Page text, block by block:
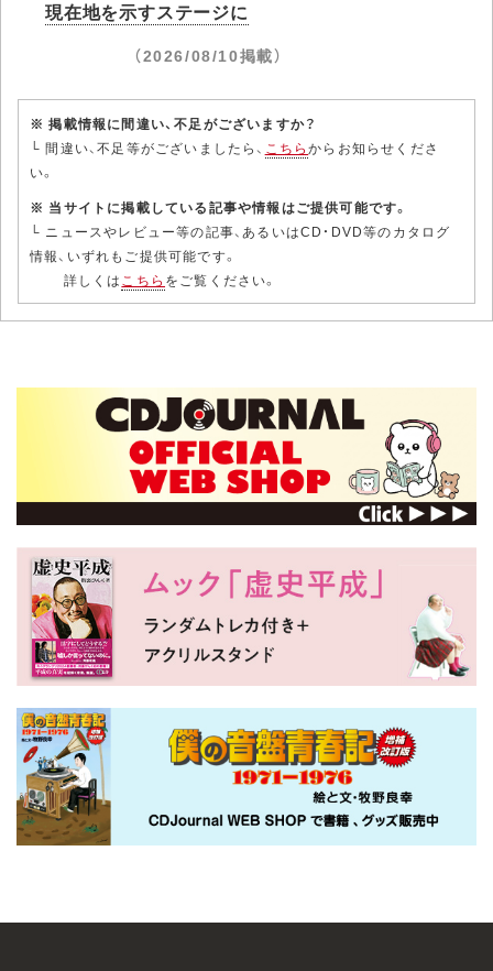
現在地を示すステージに
（2026/08/10掲載）
※ 掲載情報に間違い、不足がございますか？
└ 間違い、不足等がございましたら、 こちらからお知らせくださ
い。
※ 当サイトに掲載している記事や情報はご提供可能です。
└ ニュースやレビュー等の記事、あるいはCD・DVD等のカタログ
情報、いずれもご提供可能です。
詳しくはこちら をご覧ください。